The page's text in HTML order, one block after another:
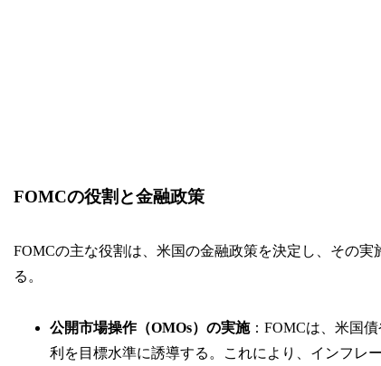
FOMCの役割と金融政策
FOMCの主な役割は、米国の金融政策を決定し、その
る。
公開市場操作（OMOs）の実施：FOMCは、米国
利を目標水準に誘導する。これにより、インフレ